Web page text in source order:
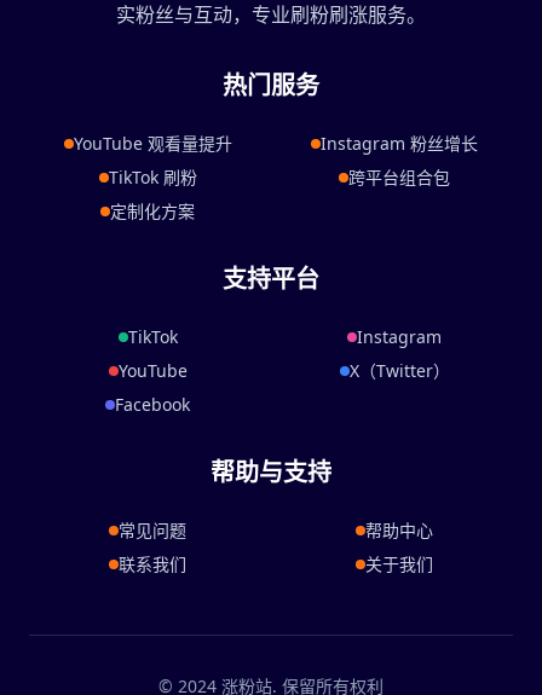
实粉丝与互动，专业刷粉刷涨服务。
热门服务
YouTube 观看量提升
Instagram 粉丝增长
TikTok 刷粉
跨平台组合包
定制化方案
支持平台
TikTok
Instagram
YouTube
X（Twitter）
Facebook
帮助与支持
常见问题
帮助中心
联系我们
关于我们
© 2024 涨粉站. 保留所有权利